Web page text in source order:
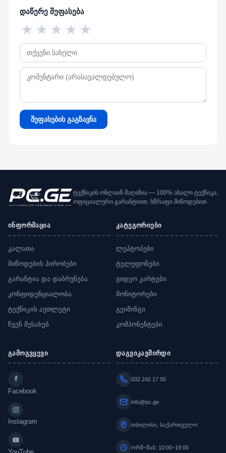
დაწერე შეფასება
★
★
★
★
★
შეფასების გაგზავნა
ტექნიკის ონლაინ მაღაზია — 100% ახალი ტექნიკა,
ოფიციალური გარანტიით, სწრაფი მიწოდებით.
ინფორმაცია
კალათა
მიწოდების პირობები
გარანტია და დაბრუნება
კონფიდენციალობა
ტექნიკის აუთლეტი
ჩვენ შესახებ
კატეგორიები
ლეპტოპები
ტელეფონები
ვიდეო კარტები
მონიტორები
გეიმინგი
კომპონენტები
გამოგვყევი
Facebook
Instagram
დაგვიკავშირდი
032 242 17 55
info@pc.ge
თბილისი, საქართველო
ორშ–შაბ: 10:00–19:00